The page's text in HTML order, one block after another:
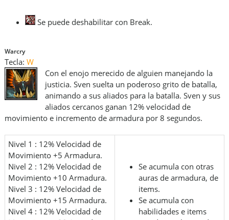
Se puede deshabilitar con Break.
Warcry
Tecla: W
Con el enojo merecido de alguien manejando la
justicia. Sven suelta un poderoso grito de batalla,
animando a sus aliados para la batalla. Sven y sus
aliados cercanos ganan 12% velocidad de
movimiento e incremento de armadura por 8 segundos.
Nivel 1 : 12% Velocidad de
Movimiento +5 Armadura.
Nivel 2 : 12% Velocidad de
Movimiento +10 Armadura.
Nivel 3 : 12% Velocidad de
Movimiento +15 Armadura.
Nivel 4 : 12% Velocidad de
Se acumula con otras
auras de armadura, de
items.
Se acumula con
habilidades e items